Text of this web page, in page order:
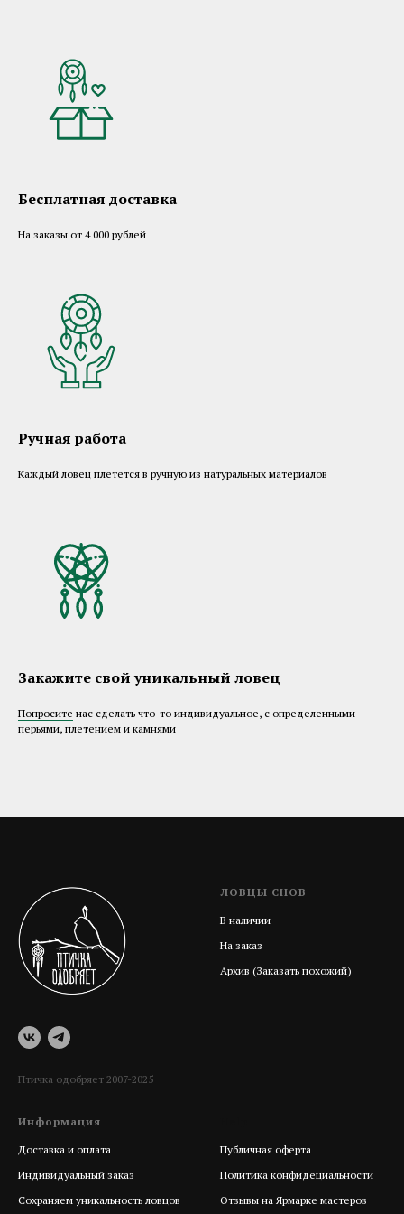
Бесплатная доставка
На заказы от 4 000 рублей
Ручная работа
Каждый ловец плетется в ручную из натуральных материалов
Закажите свой уникальный ловец
Попросите нас сделать что-то индивидуальное, с определенными
перьями, плетением и камнями
Птичка одобряет 2007-2025
ЛОВЦЫ СНОВ
В наличии
На заказ
Архив (Заказать похожий)
Информация
Доставка и оплата
Индивидуальный заказ
Сохраняем уникальность ловцов
Публичная оферта
Политика конфидециальности
Отзывы на Ярмарке мастеров